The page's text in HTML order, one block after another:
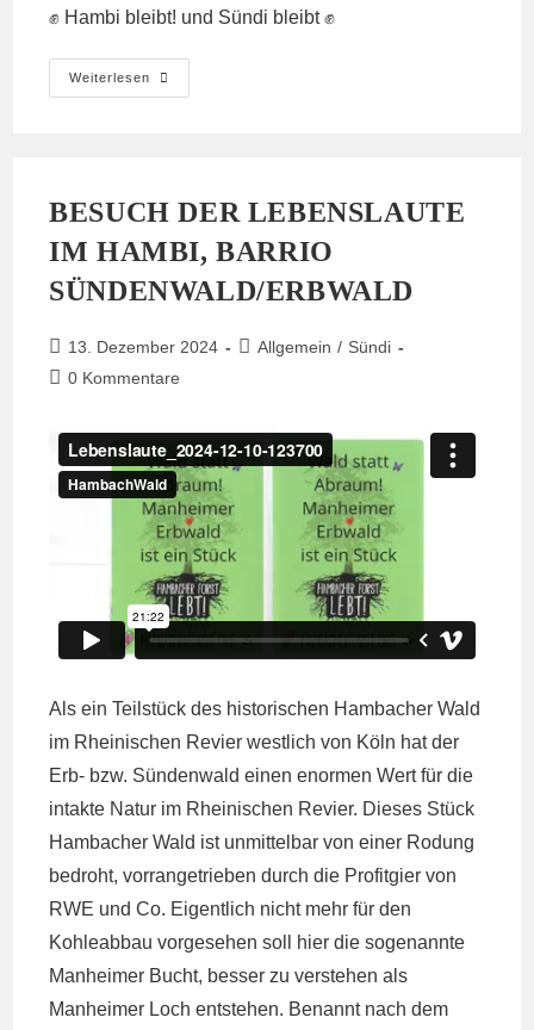
✊ Hambi bleibt! und Sündi bleibt ✊
Weiterlesen
Update
Hambi
BESUCH DER LEBENSLAUTE
IM HAMBI, BARRIO
SÜNDENWALD/ERBWALD
Beitrag
veröffentlicht:
13. Dezember 2024
Beitrags-
Allgemein / Sündi
Beitrags-
0 Kommentare
Als ein Teilstück des historischen Hambacher Wald
im Rheinischen Revier westlich von Köln hat der
Erb- bzw. Sündenwald einen enormen Wert für die
intakte Natur im Rheinischen Revier. Dieses Stück
Hambacher Wald ist unmittelbar von einer Rodung
bedroht, vorrangetrieben durch die Profitgier von
RWE und Co. Eigentlich nicht mehr für den
Kohleabbau vorgesehen soll hier die sogenannte
Manheimer Bucht, besser zu verstehen als
Manheimer Loch entstehen. Benannt nach dem